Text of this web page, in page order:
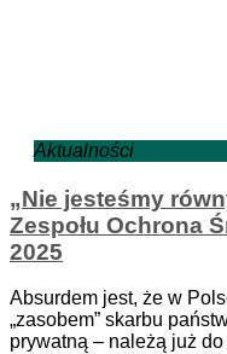
Aktualności
„Nie jesteśmy
Zespołu Ochrona
2025
Absurdem jest, że w
„zasobem” skarbu
prywatną – należą już